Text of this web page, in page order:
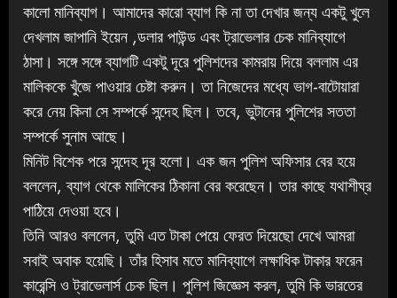
কালো মানিব্যাগ। আমাদের কারো ব্যাগ কি না তা দেখার জন্য একটু খুলে
দেখলাম জাপানি ইয়েন ,ডলার পাউন্ড এবং ট্রাভেলার চেক মানিব্যাগে
ঠাসা। সঙ্গে সঙ্গে ব্যাগটি একটু দূরে পুলিশদের কামরায় দিয়ে বললাম এর
মালিককে খুঁজে পাওয়ার চেষ্টা করুন। তা নিজেদের মধ্যে ভাগ-বাটোয়ারা
করে নেয় কিনা সে সম্পর্কে সন্দেহ ছিল। তবে, ভুটানের পুলিশের সততা
সম্পর্কে সুনাম আছে।
মিনিট বিশেক পরে সন্দেহ দূর হলো। এক জন পুলিশ অফিসার বের হয়ে
বললেন, ব্যাগ থেকে মালিকের ঠিকানা বের করেছেন। তার কাছে যথাশীঘ্র
পাঠিয়ে দেওয়া হবে।
তিনি আরও বললেন, তুমি এত টাকা পেয়ে ফেরত দিয়েছো দেখে আমরা
সবাই অবাক হয়েছি। তাঁর হিসাব মতে মানিব্যাগে লক্ষাধিক টাকার ফরেন
কারেন্সি ও ট্রাভেলার্স চেক ছিল। পুলিশ জিজ্ঞেস করল, তুমি কি ভারতের